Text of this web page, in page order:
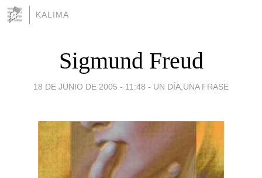
KALIMA
Sigmund Freud
18 DE JUNIO DE 2005 - 11:48 - UN DÍA,UNA FRASE